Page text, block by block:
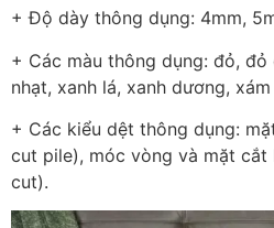
+ Độ dày thông dụng: 4mm,
+ Các màu thông dụng: đỏ, đỏ
nhạt, xanh lá, xanh dương,
+ Các kiểu dệt thông dụng:
cut pile), móc vòng và mặt
cut).